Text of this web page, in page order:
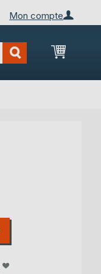
Mon compte
Mon